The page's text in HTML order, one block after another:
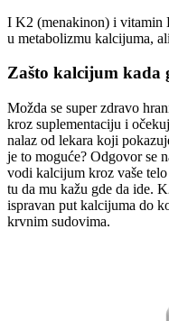
I K2 (menakinon) i vitamin
u metabolizmu kalcijuma,
Zašto kalcijum kada
Možda se super zdravo
kroz suplementaciju i
nalaz od lekara koji
je to moguće? Odgovor se
vodi kalcijum kroz vaše
tu da mu kažu gde da ide.
ispravan put kalcijuma do
krvnim sudovima.